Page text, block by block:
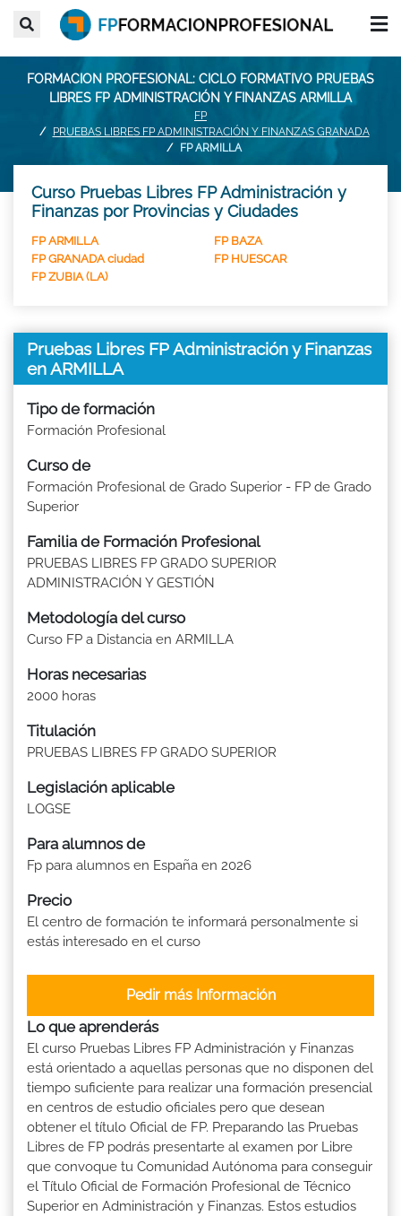
FORMACION PROFESIONAL: CICLO FORMATIVO PRUEBAS
LIBRES FP ADMINISTRACIÓN Y FINANZAS ARMILLA
FP
PRUEBAS LIBRES FP ADMINISTRACIÓN Y FINANZAS GRANADA
FP ARMILLA
Curso Pruebas Libres FP Administración y
Finanzas por Provincias y Ciudades
FP ARMILLA
FP BAZA
FP GRANADA ciudad
FP HUESCAR
FP ZUBIA (LA)
Pruebas Libres FP Administración y Finanzas
en ARMILLA
Tipo de formación
Formación Profesional
Curso de
Formación Profesional de Grado Superior - FP de Grado
Superior
Familia de Formación Profesional
PRUEBAS LIBRES FP GRADO SUPERIOR
ADMINISTRACIÓN Y GESTIÓN
Metodología del curso
Curso FP a Distancia en ARMILLA
Horas necesarias
2000 horas
Titulación
PRUEBAS LIBRES FP GRADO SUPERIOR
Legislación aplicable
LOGSE
Para alumnos de
Fp para alumnos en España en 2026
Precio
El centro de formación te informará personalmente si
estás interesado en el curso
Pedir más Información
Lo que aprenderás
El curso Pruebas Libres FP Administración y Finanzas
está orientado a aquellas personas que no disponen del
tiempo suficiente para realizar una formación presencial
en centros de estudio oficiales pero que desean
obtener el título Oficial de FP. Preparando las Pruebas
Libres de FP podrás presentarte al examen por Libre
que convoque tu Comunidad Autónoma para conseguir
el Título Oficial de Formación Profesional de Técnico
Superior en Administración y Finanzas. Estos estudios